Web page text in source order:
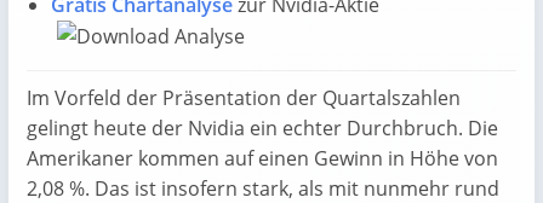
Im Vorfeld der Präsentation der Quartalszahlen
gelingt heute der Nvidia ein echter Durchbruch. Die
Amerikaner kommen auf einen Gewinn in Höhe von
2,08 %. Das ist insofern stark, als mit nunmehr rund